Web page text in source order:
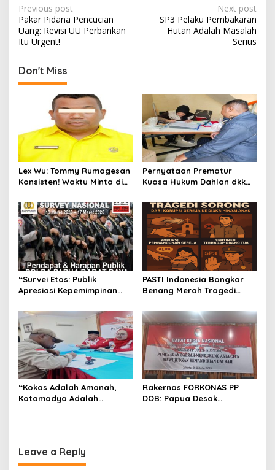
P
o
s
t
n
i
g
a
t
i
o
n
Previous post
Pakar Pidana Pencucian
Uang: Revisi UU Perbankan
Itu Urgent!
Next post
SP3 Pelaku Pembakaran
Hutan Adalah Masalah
Serius
Don't Miss
Lex Wu: Tommy Rumagesan
Konsisten! Waktu Minta di
Kuning, Waktu MenCoblos
Juga pakai Kaos Kuning.
Pernyataan Prematur
Kuasa Hukum Dahlan dkk
Putusan PK Isaak
Boekorsjom Belum
Dipublikasikan
“Survei Etos: Publik
Apresiasi Kepemimpinan
– Figur Mendengar,
Melayani, dan Bekerja
sebagai Role Model
Jajaran POLDA”
PASTI Indonesia Bongkar
Benang Merah Tragedi
ke Diskriminasi Anak
“Kokas Adalah Amanah,
Kotamadya Adalah
Rakernas FORKONAS PP
DOB: Papua Desak
Leave a Reply